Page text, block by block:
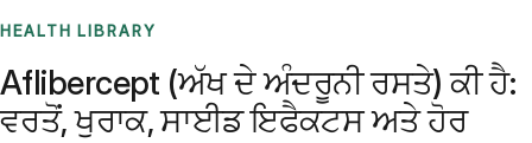
HEALTH LIBRARY
Aflibercept (ਅੱਖ ਦੇ ਅੰਦਰੂਨੀ ਰਸਤੇ) ਕੀ ਹੈ:
ਵਰਤੋਂ, ਖੁਰਾਕ, ਸਾਈਡ ਇਫੈਕਟਸ ਅਤੇ ਹੋਰ